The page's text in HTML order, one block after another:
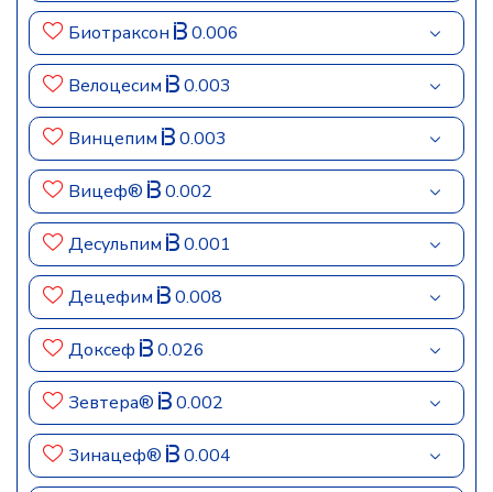
Биотраксон 0.006
Велоцесим 0.003
Винцепим 0.003
Вицеф® 0.002
Десульпим 0.001
Децефим 0.008
Доксеф 0.026
Зевтера® 0.002
Зинацеф® 0.004